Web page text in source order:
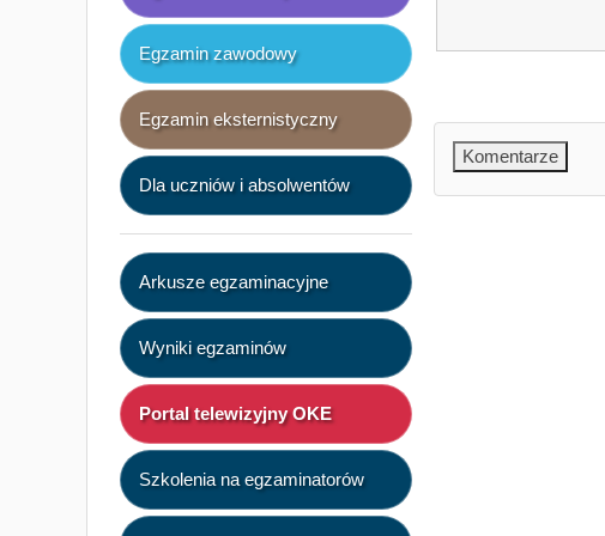
Egzamin zawodowy
Egzamin eksternistyczny
Dla uczniów i absolwentów
Arkusze egzaminacyjne
Wyniki egzaminów
Portal telewizyjny OKE
Szkolenia na egzaminatorów